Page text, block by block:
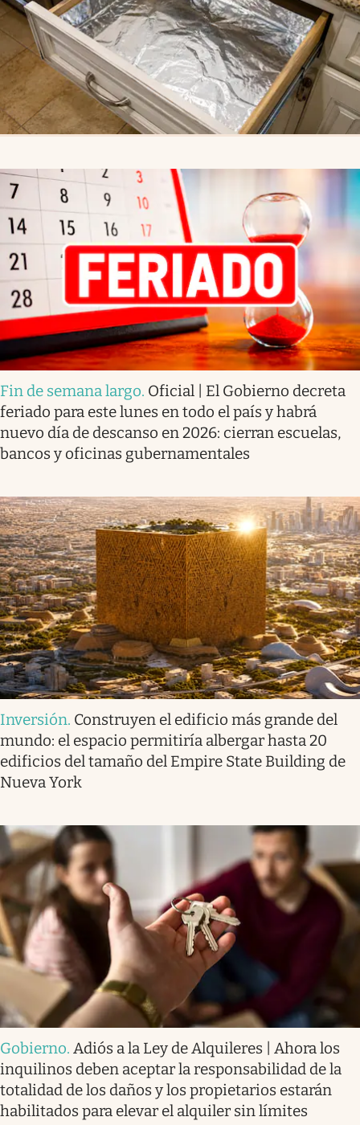
Fin de semana largo. Oficial | El Gobierno decreta
feriado para este lunes en todo el país y habrá
nuevo día de descanso en 2026: cierran escuelas,
bancos y oficinas gubernamentales
Inversión. Construyen el edificio más grande del
mundo: el espacio permitiría albergar hasta 20
edificios del tamaño del Empire State Building de
Nueva York
Gobierno. Adiós a la Ley de Alquileres | Ahora los
inquilinos deben aceptar la responsabilidad de la
totalidad de los daños y los propietarios estarán
habilitados para elevar el alquiler sin límites